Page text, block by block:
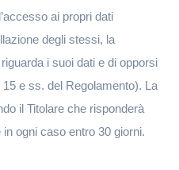
ai propri dati
degli stessi, la
i suoi dati e di opporsi
e ss. del Regolamento). La
il Titolare che risponderà
ogni caso entro 30 giorni.